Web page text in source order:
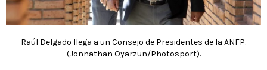
Raúl Delgado llega a un Consejo de Presidentes de la ANFP.
(Jonnathan Oyarzun/Photosport).